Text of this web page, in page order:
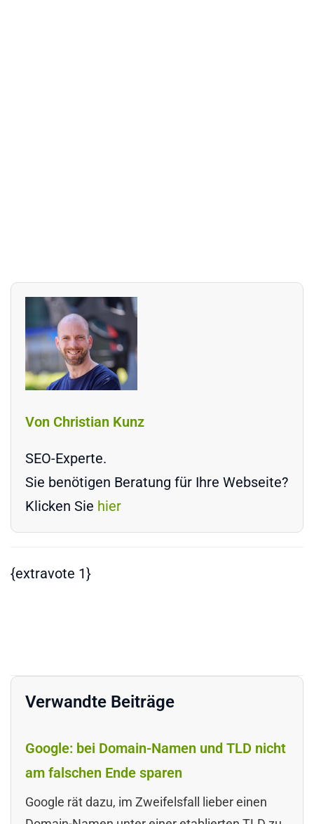
Von Christian Kunz
SEO-Experte.
Sie benötigen Beratung für Ihre Webseite?
Klicken Sie hier
{extravote 1}
Verwandte Beiträge
Google: bei Domain-Namen und TLD nicht
am falschen Ende sparen
Google rät dazu, im Zweifelsfall lieber einen